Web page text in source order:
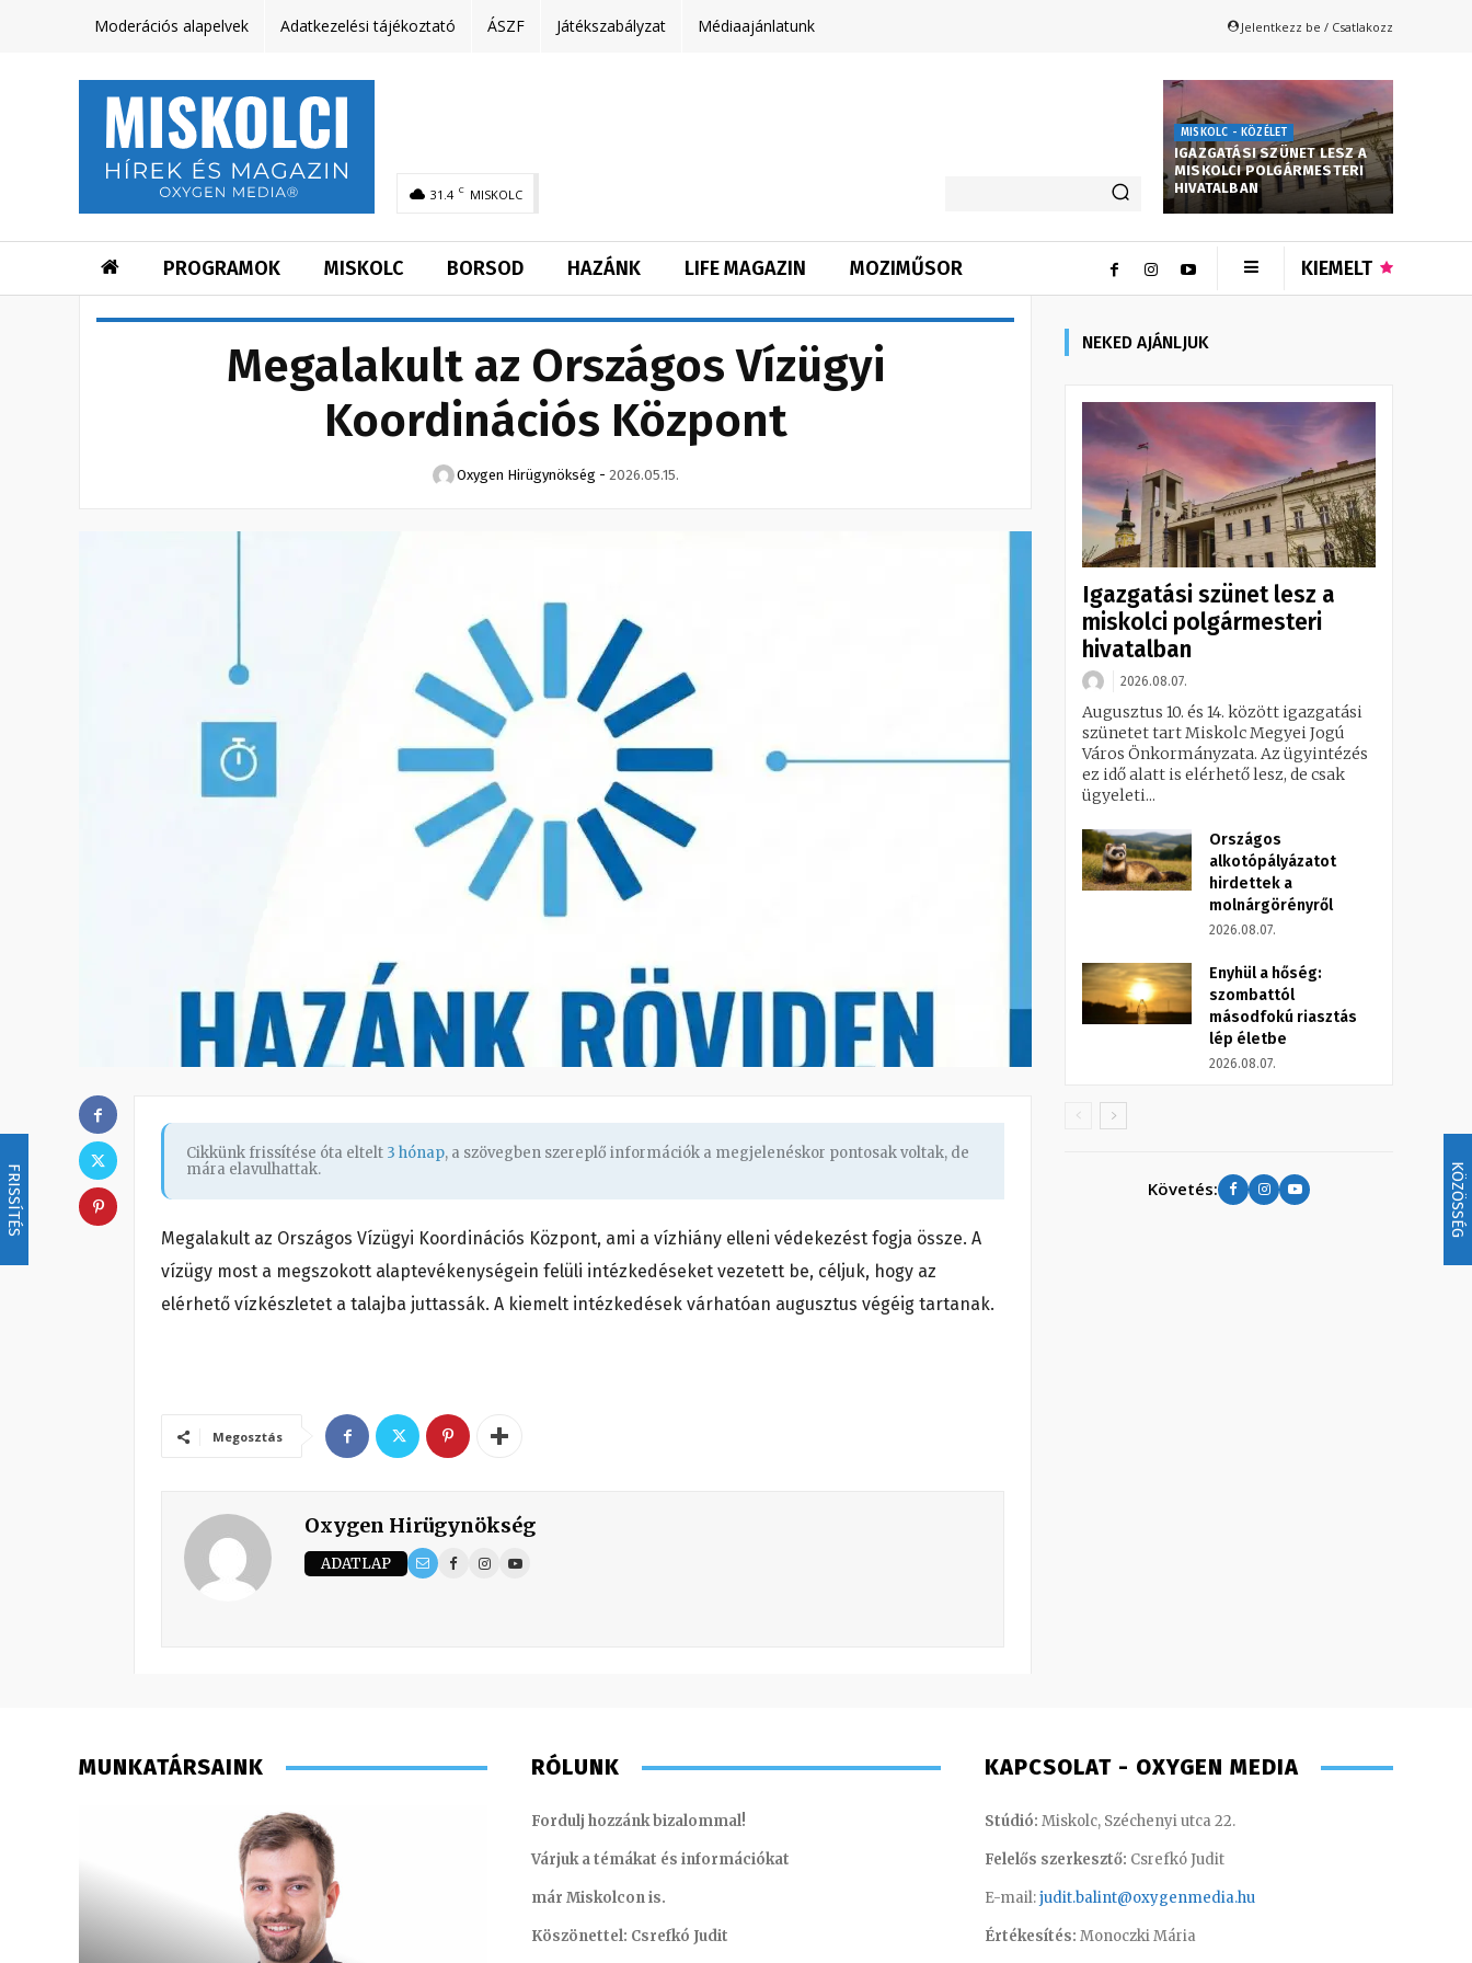
FRISSÍTÉS KÖZÖSSÉG
Moderációs alapelvek Adatkezelési tájékoztató ÁSZF Játékszabályzat Médiaajánlatunk Jelentkezz be / Csatlakozz
31.4 C MISKOLC
MISKOLC - KÖZÉLET
IGAZGATÁSI SZÜNET LESZ A
MISKOLCI POLGÁRMESTERI
HIVATALBAN
PROGRAMOK MISKOLC BORSOD HAZÁNK LIFE MAGAZIN MOZIMŰSOR KIEMELT
Megalakult az Országos Vízügyi
Koordinációs Központ
Oxygen Hirügynökség - 2026.05.15.
Cikkünk frissítése óta eltelt 3 hónap, a szövegben szereplő információk a megjelenéskor pontosak voltak, de
mára elavulhattak.
Megalakult az Országos Vízügyi Koordinációs Központ, ami a vízhiány elleni védekezést fogja össze. A
vízügy most a megszokott alaptevékenységein felüli intézkedéseket vezetett be, céljuk, hogy az
elérhető vízkészletet a talajba juttassák. A kiemelt intézkedések várhatóan augusztus végéig tartanak.
Megosztás
Oxygen Hirügynökség
ADATLAP
NEKED AJÁNLJUK
Igazgatási szünet lesz a
miskolci polgármesteri
hivatalban
2026.08.07.
Augusztus 10. és 14. között igazgatási
szünetet tart Miskolc Megyei Jogú
Város Önkormányzata. Az ügyintézés
ez idő alatt is elérhető lesz, de csak
ügyeleti...
Országos
alkotópályázatot
hirdettek a
molnárgörényről
2026.08.07.
Enyhül a hőség:
szombattól
másodfokú riasztás
lép életbe
2026.08.07.
Követés:
MUNKATÁRSAINK RÓLUNK
Fordulj hozzánk bizalommal!
Várjuk a témákat és információkat
már Miskolcon is.
Köszönettel: Csrefkó Judit
KAPCSOLAT - OXYGEN MEDIA
Stúdió: Miskolc, Széchenyi utca 22.
Felelős szerkesztő: Csrefkó Judit
E-mail:judit.balint@oxygenmedia.hu
Értékesítés: Monoczki Mária